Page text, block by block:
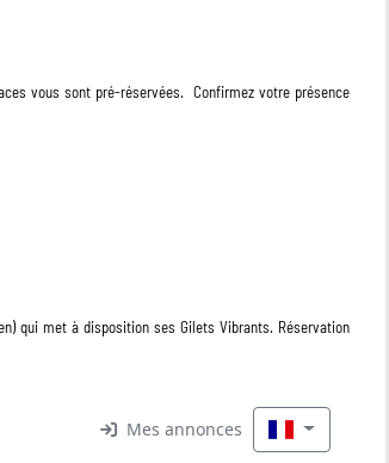
vous sont pré-réservées. Confirmez votre présence
qui met à disposition ses Gilets Vibrants. Réservation